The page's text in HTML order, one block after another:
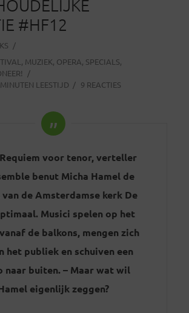
#HF12
, MUZIEK, OPERA, SPECIALS,
LEESTIJD 9 REACTIES
voor tenor, verteller
benut Micha Hamel de
de Amsterdamse kerk De
Musici spelen op het
de balkons, mengen zich
het publiek en schuiven een
naar buiten. – Maar wat wil
eigenlijk zeggen?